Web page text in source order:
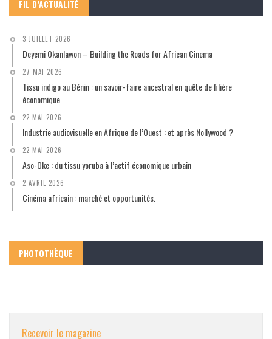
FIL D’ACTUALITÉ
3 JUILLET 2026
Deyemi Okanlawon – Building the Roads for African Cinema
27 MAI 2026
Tissu indigo au Bénin : un savoir-faire ancestral en quête de filière
économique
22 MAI 2026
Industrie audiovisuelle en Afrique de l’Ouest : et après Nollywood ?
22 MAI 2026
Aso-Oke : du tissu yoruba à l’actif économique urbain
2 AVRIL 2026
Cinéma africain : marché et opportunités.
PHOTOTHÈQUE
Recevoir le magazine